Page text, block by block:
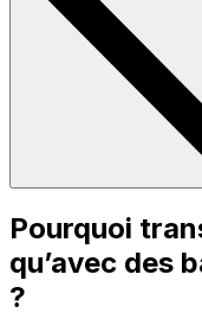
Pourquoi
qu’avec des
?